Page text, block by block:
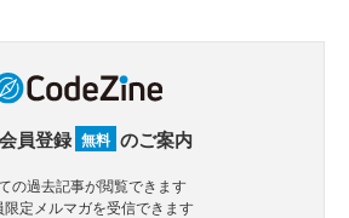
員登録 無料 のご案内
の過去記事が閲覧できます
限定メルマガを受信できます